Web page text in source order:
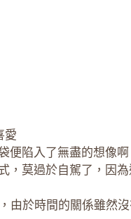
愛
便陷入了無盡的想像啊
，莫過於自駕了，因
由於時間的關係雖然